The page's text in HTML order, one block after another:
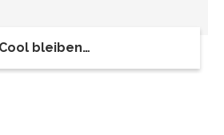
Cool bleiben…